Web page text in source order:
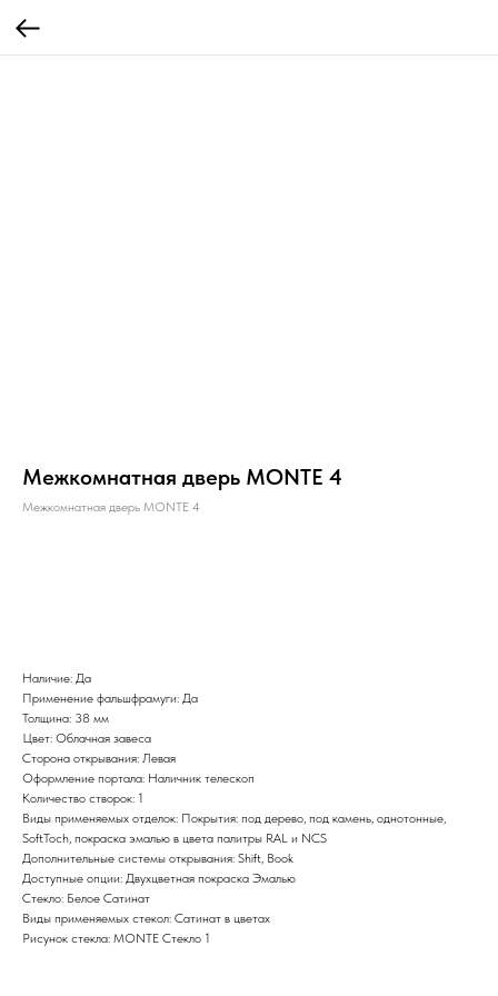
Межкомнатная дверь MONTE 4
Межкомнатная дверь MONTE 4
Наличие: Да
Применение фальшфрамуги: Да
Толщина: 38 мм
Цвет: Облачная завеса
Сторона открывания: Левая
Оформление портала: Наличник телескоп
Количество створок: 1
Виды применяемых отделок: Покрытия: под дерево, под камень, однотонные,
SoftToch, покраска эмалью в цвета палитры RAL и NCS
Дополнительные системы открывания: Shift, Book
Доступные опции: Двухцветная покраска Эмалью
Стекло: Белое Сатинат
Виды применяемых стекол: Сатинат в цветах
Рисунок стекла: MONTE Стекло 1